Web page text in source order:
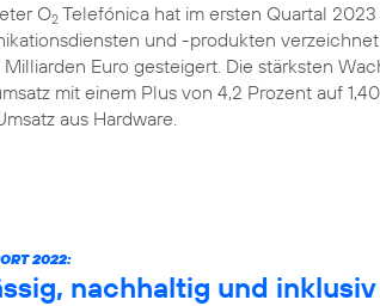
O2 Telefónica hat im ersten Quartal
und -produkten
Milliarden Euro gesteigert. Die stärksten
mit einem Plus von 4,2 Prozent auf
aus Hardware.
2022:
nachhaltig und